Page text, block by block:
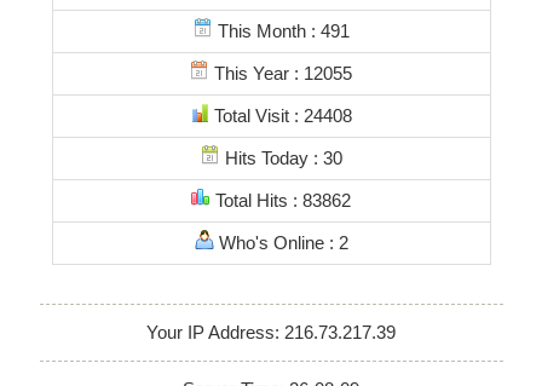
This Month : 491
This Year : 12055
Total Visit : 24408
Hits Today : 30
Total Hits : 83862
Who's Online : 2
Your IP Address: 216.73.217.39